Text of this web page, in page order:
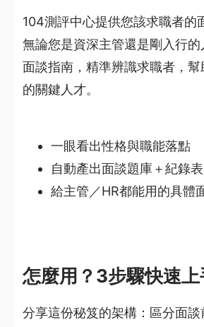
104測評中心提供您該求職者的
無論您是資深主管還是剛入行
面談指南，精準辨識求職者，幫
的關鍵人才。
一眼看出性格與職能落點
自動產出面談題庫＋紀錄表
給主管／HR都能用的具體
怎麼用？3步驟快速上
分享這份秘笈的架構：區分面